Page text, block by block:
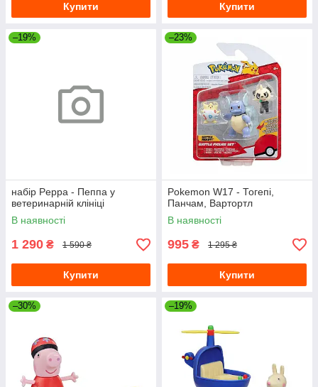
Купити Купити
–19%
набір Peppa - Пеппа у
ветеринарній клініці
В наявності
1 290 ₴ 1 590 ₴
Купити
–23%
Pokemon W17 - Тогепі,
Панчам, Вартортл
В наявності
995 ₴ 1 295 ₴
Купити
–30% –19%